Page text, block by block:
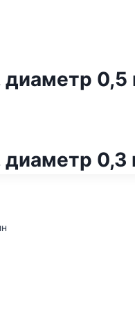
диаметр
диаметр